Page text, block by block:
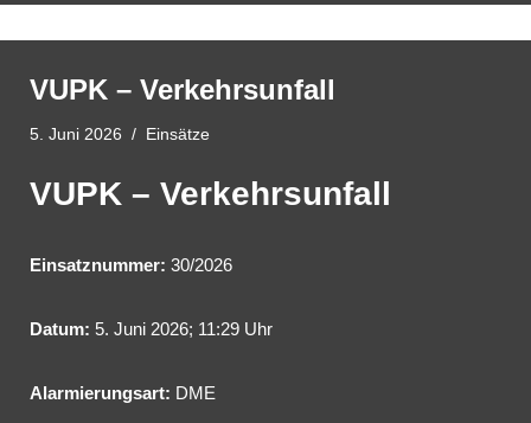
VUPK – Verkehrsunfall
5. Juni 2026 Einsätze
VUPK – Verkehrsunfall
Einsatznummer: 30/2026
Datum: 5. Juni 2026; 11:29 Uhr
Alarmierungsart: DME